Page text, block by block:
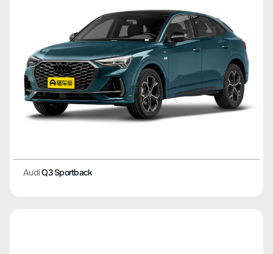
AudiQ3 Sportback